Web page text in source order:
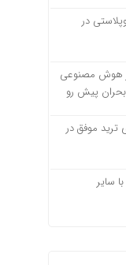
در
هوش مصنوعی
بحران پیش رو
ترید موفق در
مکس با سایر